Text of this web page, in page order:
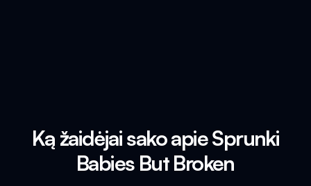
Ką žaidėjai sako apie Sprunki
Babies But Broken